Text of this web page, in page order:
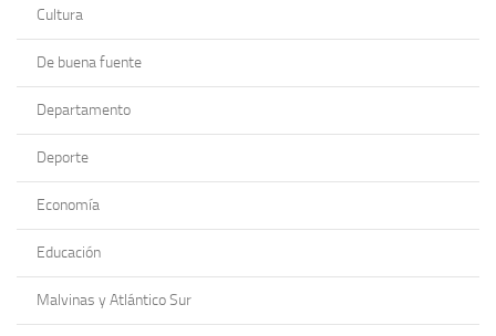
Cultura
De buena fuente
Departamento
Deporte
Economía
Educación
Malvinas y Atlántico Sur